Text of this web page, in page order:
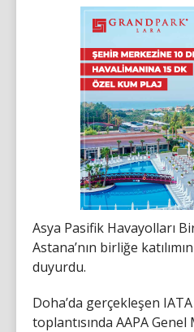
Asya Pasifik Havayolları
Astana’nın birliğe
duyurdu.
Doha’da gerçekleşen IATA
toplantısında AAPA